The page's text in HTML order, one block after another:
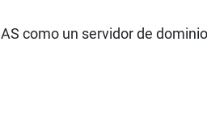
como un servidor de